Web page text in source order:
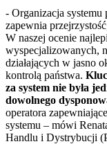
- Organizacja
zapewnia
W naszej ocenie
wyspecjalizowanych,
działających w jasno
kontrolą państwa.
za system nie była
dowolnego
operatora
systemu – mówi
Handlu i Dystrybucji